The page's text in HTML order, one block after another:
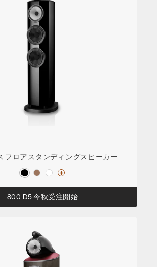
フロアスタンディングスピーカー
800 D5 今秋受注開始